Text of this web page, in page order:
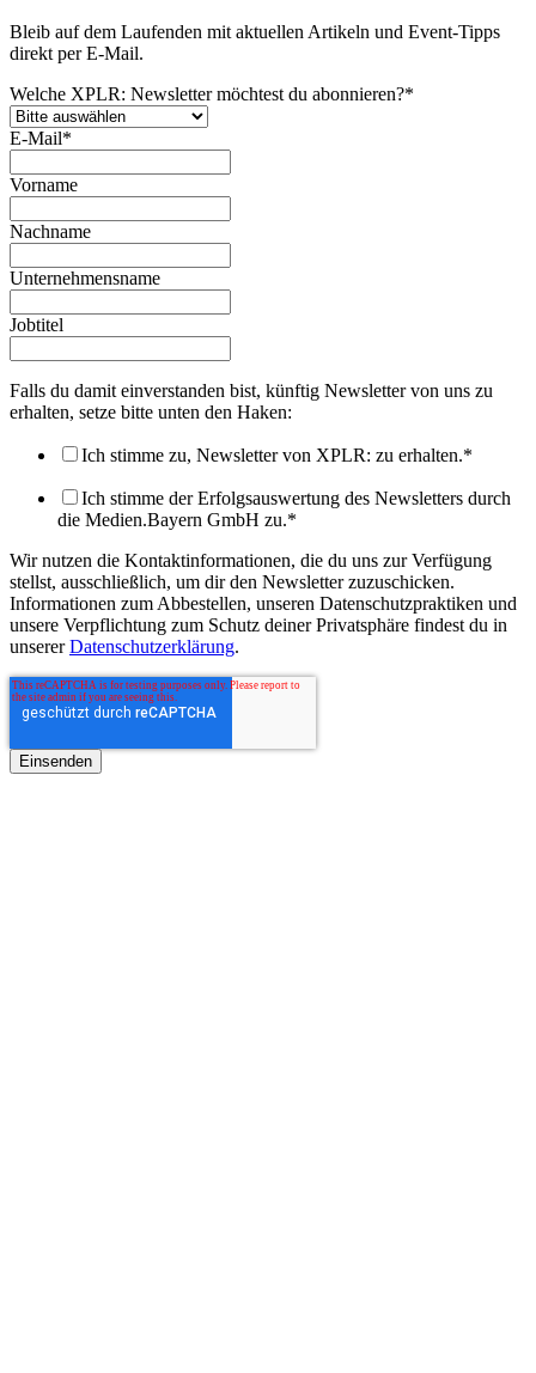
Bleib auf dem Laufenden mit aktuellen Artikeln und Event-Tipps
direkt per E-Mail.
Welche XPLR: Newsletter möchtest du abonnieren?*
E-Mail*
Vorname
Nachname
Unternehmensname
Jobtitel
Falls du damit einverstanden bist, künftig Newsletter von uns zu
erhalten, setze bitte unten den Haken:
Ich stimme zu, Newsletter von XPLR: zu erhalten.*
Ich stimme der Erfolgsauswertung des Newsletters durch
die Medien.Bayern GmbH zu.*
Wir nutzen die Kontaktinformationen, die du uns zur Verfügung
stellst, ausschließlich, um dir den Newsletter zuzuschicken.
Informationen zum Abbestellen, unseren Datenschutzpraktiken und
unsere Verpflichtung zum Schutz deiner Privatsphäre findest du in
unsererDatenschutzerklärung.